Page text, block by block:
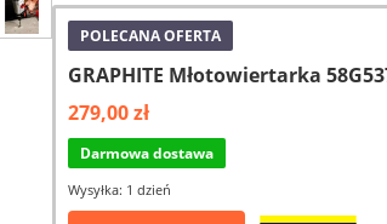
POLECANA OFERTA
GRAPHITE Młotowiertarka
279,00 zł
Darmowa dostawa
Wysyłka: 1 dzień